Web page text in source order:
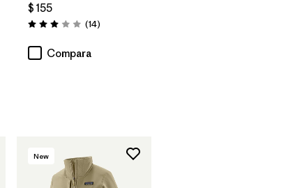
$ 155
Valoración: 3.0 / 5
(14Comentarios
)
Compara
New